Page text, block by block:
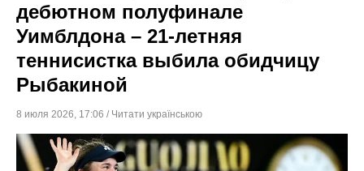
дебютном полуфинале
Уимблдона – 21-летняя
теннисистка выбила обидчицу
Рыбакиной
8 июля 2026, 17:06 / Читати українською